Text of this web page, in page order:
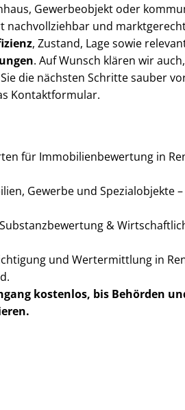
Gewerbeobjekt oder
und
, Zustand, Lage sowie
. Auf Wunsch klären wir
die nächsten Schritte sauber
Kontaktformular.
für Im­mo­bi­li­en­be­wer­tung in
Gewerbe und Spezialobjekte
&
und Wertermittlung in
kostenlos, bis Behörden
.